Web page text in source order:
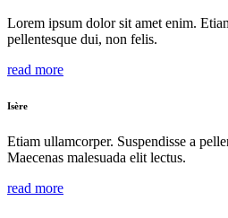
Lorem ipsum dolor sit amet enim.
pellentesque dui, non felis.
read more
Isère
Etiam ullamcorper. Suspendisse a
Maecenas malesuada elit lectus.
read more